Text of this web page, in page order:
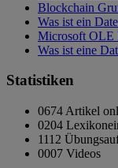
Blockchain
Was ist ein
Microsoft OLE
Was ist eine
Statistiken
0674 Artikel
0204
1112
0007 Videos